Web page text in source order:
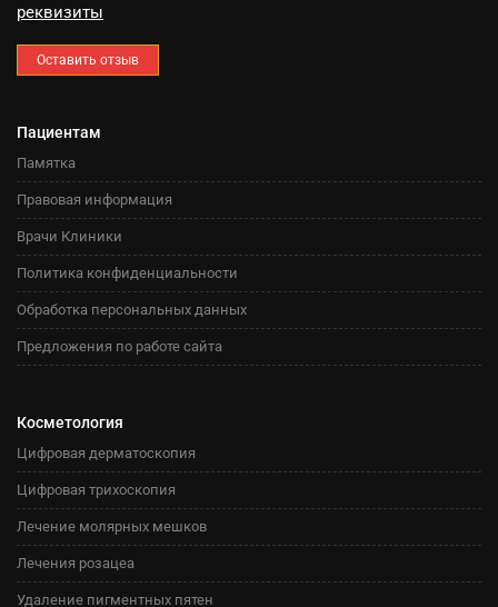
реквизиты
Оставить отзыв
Пациентам
Памятка
Правовая информация
Врачи Клиники
Политика конфиденциальности
Обработка персональных данных
Предложения по работе сайта
Косметология
Цифровая дерматоскопия
Цифровая трихоскопия
Лечение молярных мешков
Лечения розацеа
Удаление пигментных пятен